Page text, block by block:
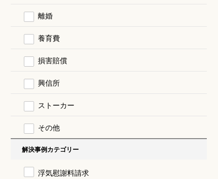
離婚
養育費
損害賠償
興信所
ストーカー
その他
解決事例カテゴリー
浮気慰謝料請求